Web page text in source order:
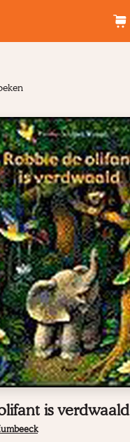
is verdwaald